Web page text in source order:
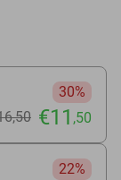
30%
,50 €11 ,50
22%